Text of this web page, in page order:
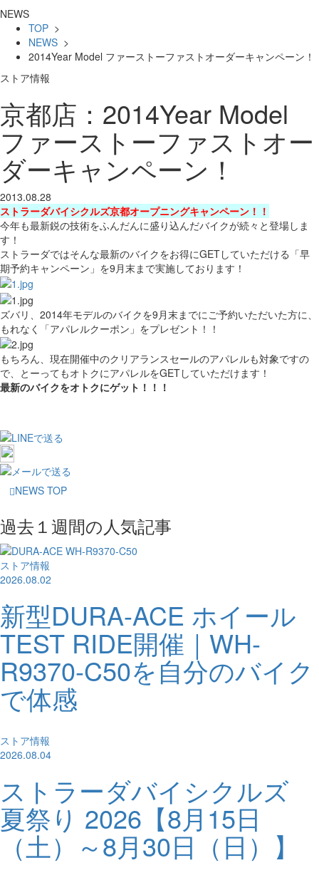
NEWS
TOP >
NEWS >
2014Year Model ファーストーファストオーダーキャンペーン！
ストア情報
京都店：2014Year Model
ファーストーファストオー
ダーキャンペーン！
2013.08.28
ストラーダバイシクルズ京都オープニングキャンペーン！！
今年も最新鋭の技術をふんだんに盛り込んだバイクが続々と登場しま
す！
ストラーダではそんな最新のバイクをお得にGETしていただける「早
期予約キャンペーン」を9月末まで実施しております！
ズバリ、2014年モデルのバイクを9月末までにご予約いただいた方に、
もれなく「アパレルクーポン」をプレゼント！！
もちろん、現在開催中のクリアランスセールのアパレルも対象ですの
で、とーってもオトクにアパレルをGETしていただけます！
最新のバイクをオトクにゲット！！！
NEWS TOP
過去１週間の人気記事
ストア情報
2026.08.02
新型DURA-ACE ホイール
TEST RIDE開催｜WH-
R9370-C50を自分のバイク
で体感
ストア情報
2026.08.04
ストラーダバイシクルズ
夏祭り 2026【8月15日
（土）～8月30日（日）】